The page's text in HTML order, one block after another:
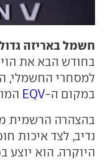
חשמל באריזה
במקום ה-EQV
בהצהרה הרשמית
נדיב, לצד איכות
היוקרה. הוא יוצע